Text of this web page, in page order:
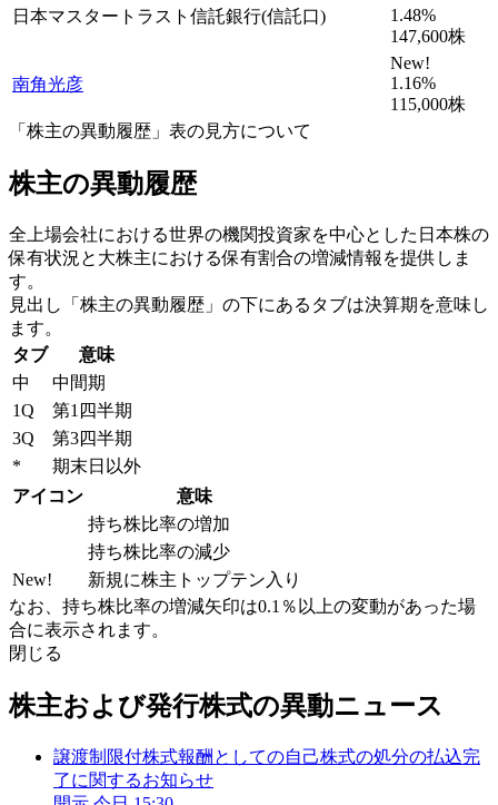
日本マスタートラスト信託銀行(信託口) 1.48%
147,600株
南角光彦
New!
1.16%
115,000株
「株主の異動履歴」表の見方について
株主の異動履歴
全上場会社における世界の機関投資家を中心とした日本株の
保有状況と大株主における保有割合の増減情報を提供しま
す。
見出し「株主の異動履歴」の下にあるタブは決算期を意味し
ます。
タブ
意味
中
中間期
1Q
第1四半期
3Q
第3四半期
*
期末日以外
アイコン
意味
持ち株比率の増加
持ち株比率の減少
New!
新規に株主トップテン入り
なお、持ち株比率の増減矢印は0.1％以上の変動があった場
合に表示されます。
閉じる
株主および発行株式の異動ニュース
譲渡制限付株式報酬としての自己株式の処分の払込完
了に関するお知らせ